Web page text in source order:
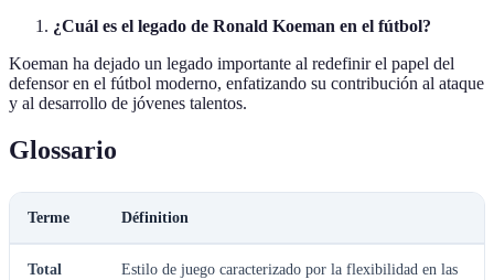
¿Cuál es el legado de Ronald Koeman en el fútbol?
Koeman ha dejado un legado importante al redefinir el papel del
defensor en el fútbol moderno, enfatizando su contribución al ataque
y al desarrollo de jóvenes talentos.
Glossario
Terme Définition
Total
Estilo de juego caracterizado por la flexibilidad en las